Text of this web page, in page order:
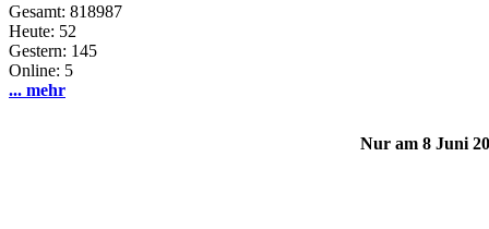
Gesamt: 818987
Heute: 52
Gestern: 145
Online: 5
... mehr
Nur am 8 Juni